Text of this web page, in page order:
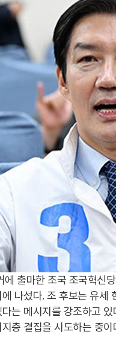
에 출마한 조국 조국혁신
나섰다. 조 후보는 유세
는 메시지를 강조하고
층 결집을 시도하는 중이